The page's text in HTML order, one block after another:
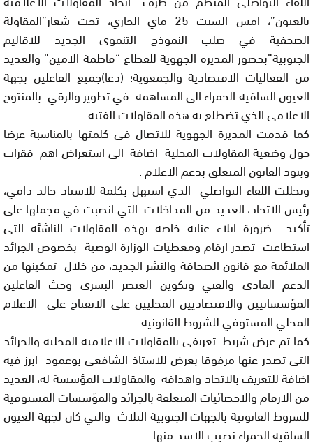
بالعيون”، امس السبت 25 ماي الجاري، تحت شعار”المقاولة
الصحفية في صلب النموذج التنموي الجديد للاقاليم
الجنوبية”بحضور المديرة الجهوية للقطاع “فاطمة الامين” والعديد
من الفعاليات الاقتصادية والجمعوية؛ (دعا)جميع الفاعلين بجهة
العيون الساقية الحمراء الى المساهمة في تطوير والرقي بالمنتوج
الاعلامي الذي تضطلع به هذه المقاولات الفتية .
كما قدمت المديرة الجهوية للاتصال في كلمتها بالمناسبة عرضا
حول وضعية المقاولات المحلية اضافة الى استعراض اهم فقرات
وبنود القانون المتعلق بدعم الاعلام .
وتخللت اللقاء التواصلي الذي استهل بكلمة للاستاذ خالد دامي،
رئيس الاتحاد، العديد من المداخلات التي انصبت في مجملها على
تأكيد ضرورة ايلاء عناية خاصة بهذه المقاولات الناشئة التي
استطاعت تصدر ارقام ومعطيات الوزارة الوصية بخصوص الجرائد
الملائمة مع قانون الصحافة والنشر الجديد، من خلال تمكينها من
الدعم المادي والفني وتكوين العنصر البشري وحث الفاعلين
المؤسساتيين والاقتصاديين المحليين على الانفتاح على الاعلام
المحلي المستوفي للشروط القانونية .
كما تم عرض شريط تعريفي بالمقاولات الاعلامية المحلية والجرائد
التي تصدر عنها مرفوقا بعرض للاستاذ الشافعي بوعمود ابرز فيه
اضافة للتعريف بالاتحاد واهدافه والمقاولات المؤسسة له، العديد
من الارقام والاحصائيات المتعلقة بالجرائد والمؤسسات المستوفية
للشروط القانونية بالجهات الجنوبية الثلاث والتي كان لجهة العيون
الساقية الحمراء نصيب الاسد منها.